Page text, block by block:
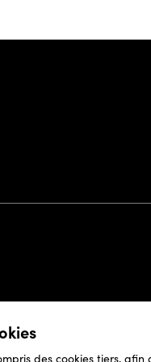
des cookies tiers,
S.A.